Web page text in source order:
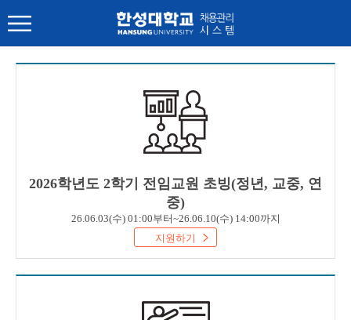
2026학년도 2학기 전임교원 초빙(정년, 교중, 연
중)
지원하기
26.06.03(수) 01:00부터~26.06.10(수) 14:00까지